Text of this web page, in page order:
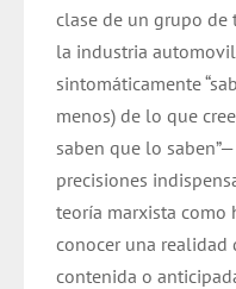
clase de un grupo de
la industria
sintomáticamente
menos) de lo que
saben que lo
precisiones
teoría marxista como
conocer una realidad
contenida o